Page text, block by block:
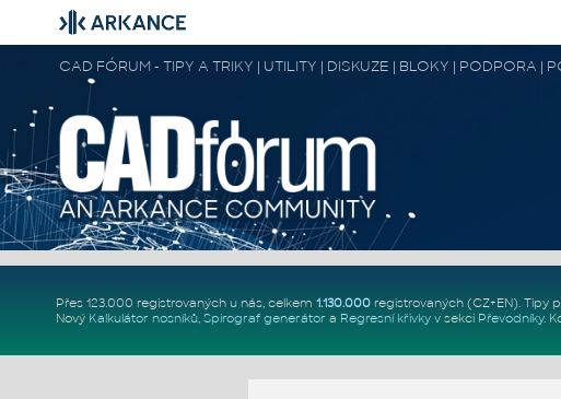
CAD FÓRUM - TIPY A TRIKY | UTILITY | DISKUZE | BLOKY | PODPORA |
Přes 123.000 registrovaných u nás, celkem 1.130.000registrovaných (CZ+EN). Tipy
Nový Kalkulátor nosníků, Spirograf generátor a Regresní křivkyv sekci Převodníky.